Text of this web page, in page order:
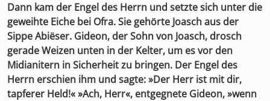
Dann kam der Engel des Herrn und setzte sich unter die
geweihte Eiche bei Ofra. Sie gehörte Joasch aus der
Sippe Abiëser. Gideon, der Sohn von Joasch, drosch
gerade Weizen unten in der Kelter, um es vor den
Midianitern in Sicherheit zu bringen. Der Engel des
Herrn erschien ihm und sagte: »Der Herr ist mit dir,
tapferer Held!« »Ach, Herr«, entgegnete Gideon, »wenn